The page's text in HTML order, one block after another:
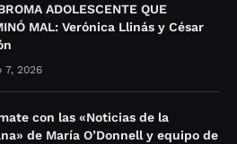
ADOLESCENTE QUE
MAL: Verónica Llinás y César
7, 2026
con las «Noticias de la
de María O’Donnell y equipo de